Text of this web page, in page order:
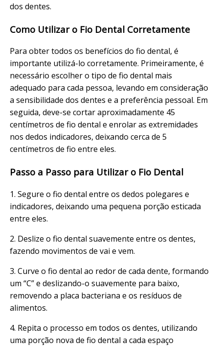
dos dentes.
Como Utilizar o Fio Dental Corretamente
Para obter todos os benefícios do fio dental, é
importante utilizá-lo corretamente. Primeiramente, é
necessário escolher o tipo de fio dental mais
adequado para cada pessoa, levando em consideração
a sensibilidade dos dentes e a preferência pessoal. Em
seguida, deve-se cortar aproximadamente 45
centímetros de fio dental e enrolar as extremidades
nos dedos indicadores, deixando cerca de 5
centímetros de fio entre eles.
Passo a Passo para Utilizar o Fio Dental
1. Segure o fio dental entre os dedos polegares e
indicadores, deixando uma pequena porção esticada
entre eles.
2. Deslize o fio dental suavemente entre os dentes,
fazendo movimentos de vai e vem.
3. Curve o fio dental ao redor de cada dente, formando
um “C” e deslizando-o suavemente para baixo,
removendo a placa bacteriana e os resíduos de
alimentos.
4. Repita o processo em todos os dentes, utilizando
uma porção nova de fio dental a cada espaço